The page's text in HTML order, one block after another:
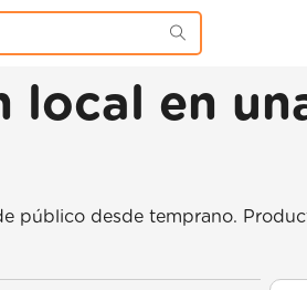
local en
público desde temprano.